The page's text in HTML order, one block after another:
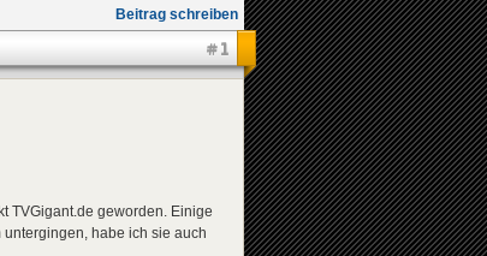
Beitrag schreiben
#1
TVGigant.de geworden. Einige
habe ich sie auch